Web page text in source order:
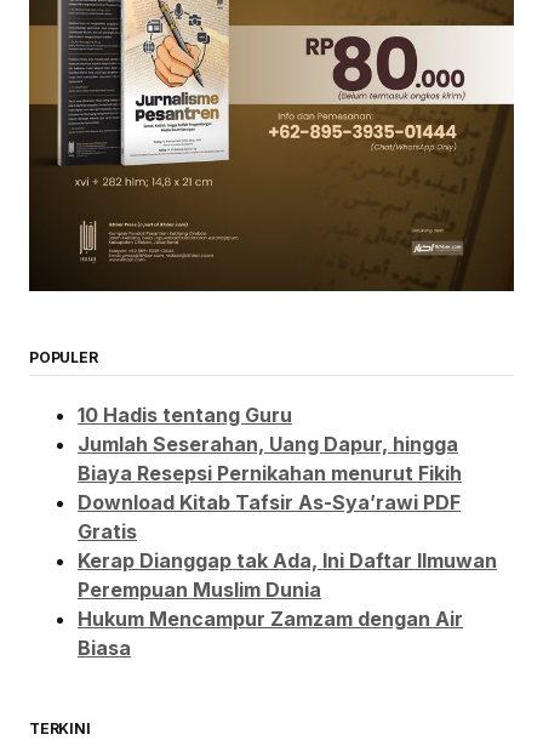
POPULER
10 Hadis tentang Guru
Jumlah Seserahan, Uang Dapur, hingga
Biaya Resepsi Pernikahan menurut Fikih
Download Kitab Tafsir As-Sya’rawi PDF
Gratis
Kerap Dianggap tak Ada, Ini Daftar Ilmuwan
Perempuan Muslim Dunia
Hukum Mencampur Zamzam dengan Air
Biasa
TERKINI